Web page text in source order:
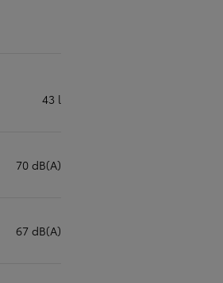
43 l
70 dB(A)
67 dB(A)